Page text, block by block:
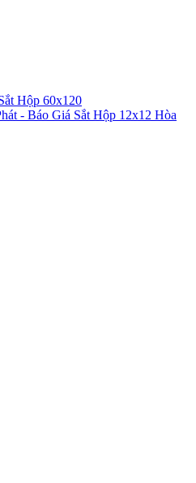
Hộp 60x120
- Báo Giá Sắt Hộp 12x12 Hòa